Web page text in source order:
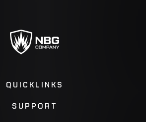
QUICKLINKS
SUPPORT